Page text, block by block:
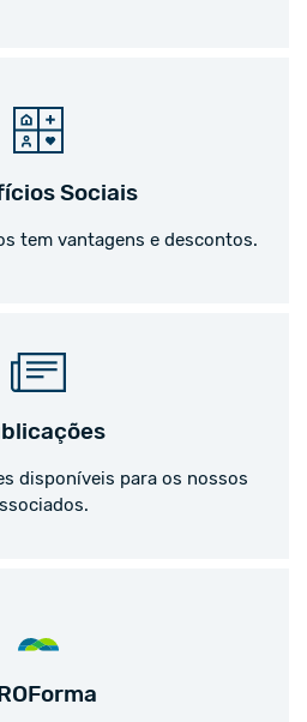
Sociais
tem vantagens e descontos.
disponíveis para os nossos